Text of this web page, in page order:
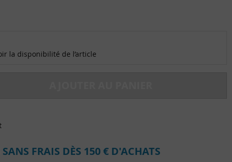
la disponibilité de l’article
FRAIS DÈS 150 € D'ACHATS